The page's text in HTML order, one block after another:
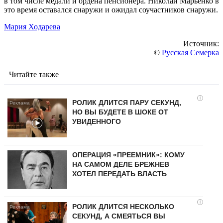
это время оставался снаружи и ожидал соучастников снаружи.
Мария Ходарева
Источник:
© Русская Семерка
Читайте также
i
РОЛИК ДЛИТСЯ ПАРУ СЕКУНД,
НО ВЫ БУДЕТЕ В ШОКЕ ОТ
УВИДЕННОГО
ОПЕРАЦИЯ «ПРЕЕМНИК»: КОМУ
НА САМОМ ДЕЛЕ БРЕЖНЕВ
ХОТЕЛ ПЕРЕДАТЬ ВЛАСТЬ
i
РОЛИК ДЛИТСЯ НЕСКОЛЬКО
СЕКУНД, А СМЕЯТЬСЯ ВЫ